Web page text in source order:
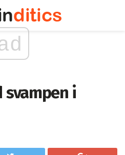
svampen i